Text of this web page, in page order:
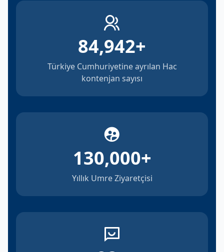
84,942+
Türkiye Cumhuriyetine ayrılan Hac
kontenjan sayısı
130,000+
Yıllık Umre Ziyaretçisi